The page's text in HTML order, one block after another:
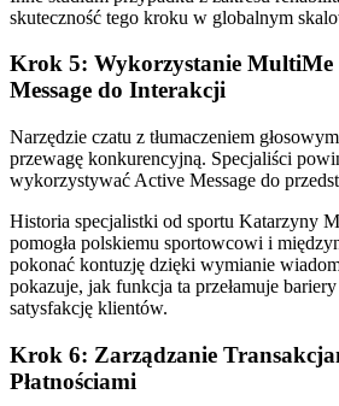
skuteczność tego kroku w globalnym
Krok 5: Wykorzystanie MultiMe
Message do Interakcji
Narzędzie czatu z tłumaczeniem
przewagę konkurencyjną. Specjaliści
wykorzystywać Active Message do
Historia specjalistki od sportu Katarzyny
pomogła polskiemu sportowcowi i
pokonać kontuzję dzięki wymianie
pokazuje, jak funkcja ta przełamuje
satysfakcję klientów.
Krok 6: Zarządzanie
Płatnościami